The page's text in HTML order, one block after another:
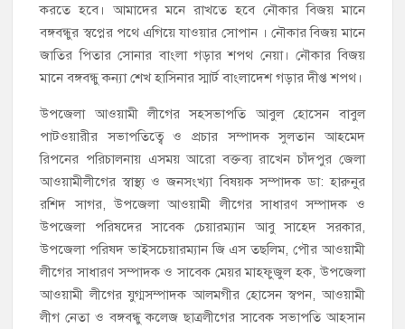
করতে হবে। আমাদের মনে রাখতে হবে নৌকার বিজয় মানে
বঙ্গবন্ধুর স্বপ্নের পথে এগিয়ে যাওয়ার সোপান । নৌকার বিজয় মানে
জাতির পিতার সোনার বাংলা গড়ার শপথ নেয়া। নৌকার বিজয়
মানে বঙ্গবন্ধু কন্যা শেখ হাসিনার স্মার্ট বাংলাদেশ গড়ার দীপ্ত শপথ।
উপজেলা আওয়ামী লীগের সহসভাপতি আবুল হোসেন বাবুল
পাটওয়ারীর সভাপতিত্বে ও প্রচার সম্পাদক সুলতান আহমেদ
রিপনের পরিচালনায় এসময় আরো বক্তব্য রাখেন চাঁদপুর জেলা
আওয়ামীলীগের স্বাস্থ্য ও জনসংখ্যা বিষয়ক সম্পাদক ডা: হারুনুর
রশিদ সাগর, উপজেলা আওয়ামী লীগের সাধারণ সম্পাদক ও
উপজেলা পরিষদের সাবেক চেয়ারম্যান আবু সাহেদ সরকার,
উপজেলা পরিষদ ভাইসচেয়ারম্যান জি এস তছলিম, পৌর আওয়ামী
লীগের সাধারণ সম্পাদক ও সাবেক মেয়র মাহফুজুল হক, উপজেলা
আওয়ামী লীগের যুগ্মসম্পাদক আলমগীর হোসেন স্বপন, আওয়ামী
লীগ নেতা ও বঙ্গবন্ধু কলেজ ছাত্রলীগের সাবেক সভাপতি আহসান